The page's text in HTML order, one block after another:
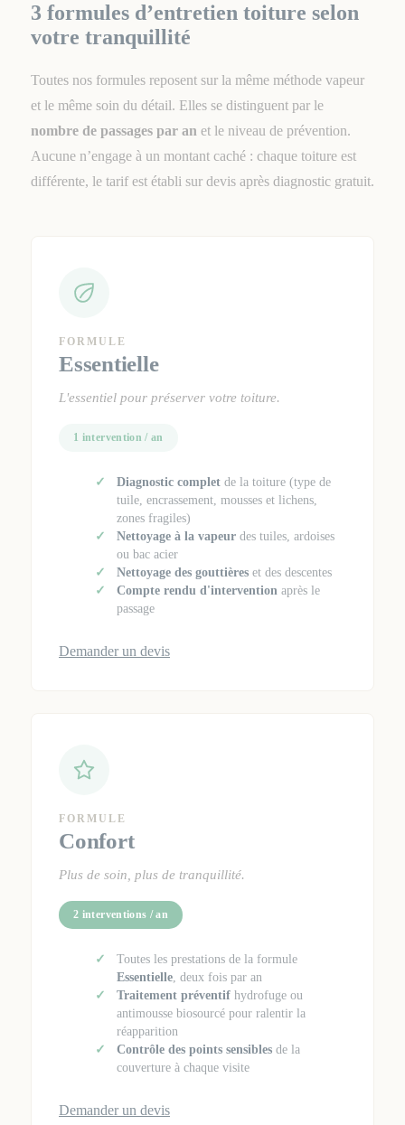
3 formules d’entretien toiture selon
votre tranquillité
Toutes nos formules reposent sur la même méthode vapeur
et le même soin du détail. Elles se distinguent par le
nombre de passages par an et le niveau de prévention.
Aucune n’engage à un montant caché : chaque toiture est
différente, le tarif est établi sur devis après diagnostic gratuit.
FORMULE
Essentielle
L'essentiel pour préserver votre toiture.
1 intervention / an
Diagnostic complet de la toiture (type de
tuile, encrassement, mousses et lichens,
zones fragiles)
Nettoyage à la vapeur des tuiles, ardoises
ou bac acier
Nettoyage des gouttières et des descentes
Compte rendu d'intervention après le
passage
Demander un devis
FORMULE
Confort
Plus de soin, plus de tranquillité.
2 interventions / an
Toutes les prestations de la formule
Essentielle, deux fois par an
Traitement préventif hydrofuge ou
antimousse biosourcé pour ralentir la
réapparition
Contrôle des points sensibles de la
couverture à chaque visite
Demander un devis